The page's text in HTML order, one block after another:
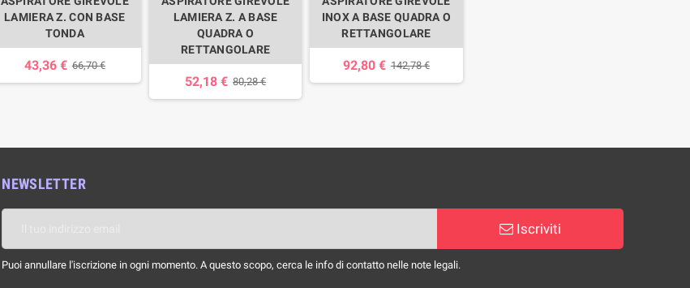
LAMIERA Z. CON BASE
TONDA
43,36 € 66,70 €
LAMIERA Z. A BASE
QUADRA O
RETTANGOLARE
52,18 € 80,28 €
INOX A BASE QUADRA O
RETTANGOLARE
92,80 € 142,78 €
NEWSLETTER
Iscriviti
Puoi annullare l'iscrizione in ogni momento. A questo scopo, cerca le info di contatto nelle note legali.